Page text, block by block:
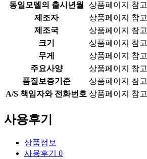
동일모델의 출시년월
상품페이지 참고
제조자
상품페이지 참고
제조국
상품페이지 참고
크기
상품페이지 참고
무게
상품페이지 참고
주요사양
상품페이지 참고
품질보증기준
상품페이지 참고
A/S 책임자와 전화번호 상품페이지 참고
사용후기
상품정보
사용후기 0